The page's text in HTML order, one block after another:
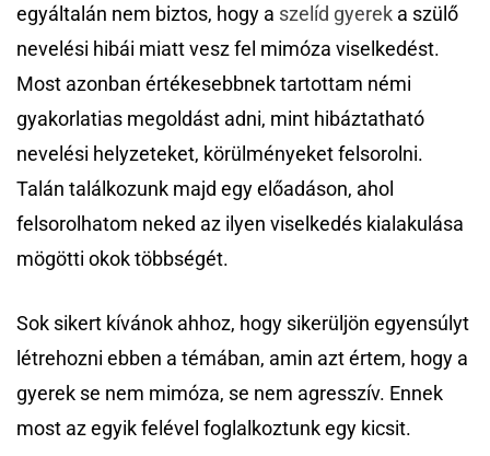
egyáltalán nem biztos, hogy a szelíd gyerek a szülő
nevelési hibái miatt vesz fel mimóza viselkedést.
Most azonban értékesebbnek tartottam némi
gyakorlatias megoldást adni, mint hibáztatható
nevelési helyzeteket, körülményeket felsorolni.
Talán találkozunk majd egy előadáson, ahol
felsorolhatom neked az ilyen viselkedés kialakulása
mögötti okok többségét.
Sok sikert kívánok ahhoz, hogy sikerüljön egyensúlyt
létrehozni ebben a témában, amin azt értem, hogy a
gyerek se nem mimóza, se nem agresszív. Ennek
most az egyik felével foglalkoztunk egy kicsit.